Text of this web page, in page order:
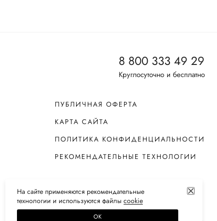
8 800 333 49 29
Круглосуточно и бесплатно
ПУБЛИЧНАЯ ОФЕРТА
КАРТА САЙТА
ПОЛИТИКА КОНФИДЕНЦИАЛЬНОСТИ
РЕКОМЕНДАТЕЛЬНЫЕ ТЕХНОЛОГИИ
На сайте применяются рекомендательные
технологии и используются файлы сооkiе
ОК